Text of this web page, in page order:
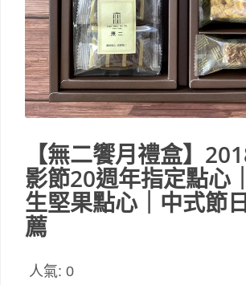
【無二饗月禮盒】
影節20週年指定點心
生堅果點心｜中式節
薦
人氣: 0